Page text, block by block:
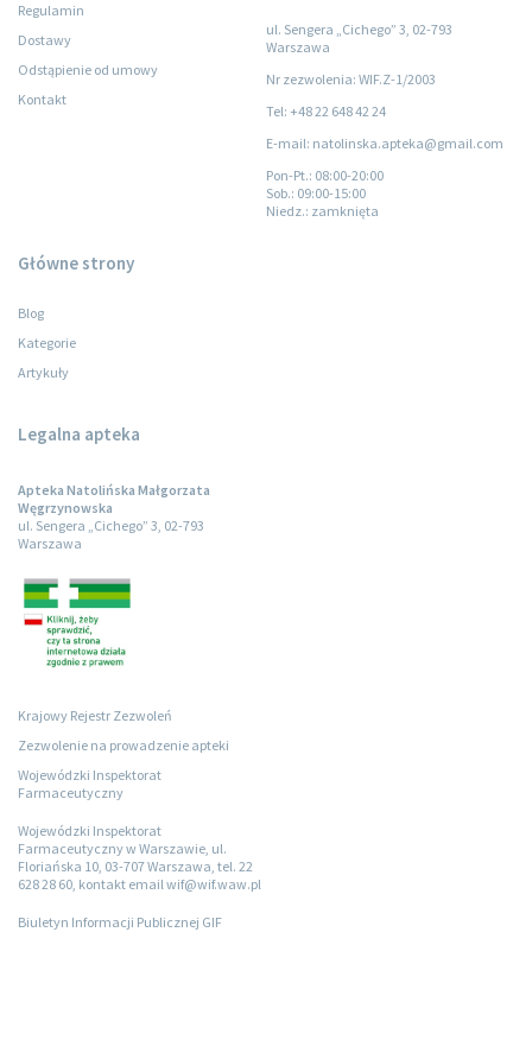
Regulamin
Dostawy
Odstąpienie od umowy
Kontakt
ul. Sengera „Cichego” 3, 02-793
Warszawa
Nr zezwolenia: WIF.Z-1/2003
Tel: +48 22 648 42 24
E-mail: natolinska.apteka@gmail.com
Pon-Pt.: 08:00-20:00
Sob.: 09:00-15:00
Niedz.: zamknięta
Główne strony
Blog
Kategorie
Artykuły
Legalna apteka
Apteka Natolińska Małgorzata
Węgrzynowska
ul. Sengera „Cichego” 3, 02-793
Warszawa
Krajowy Rejestr Zezwoleń
Zezwolenie na prowadzenie apteki
Wojewódzki Inspektorat
Farmaceutyczny
Wojewódzki Inspektorat
Farmaceutyczny w Warszawie, ul.
Floriańska 10, 03-707 Warszawa, tel. 22
628 28 60, kontakt email wif@wif.waw.pl
Biuletyn Informacji Publicznej GIF